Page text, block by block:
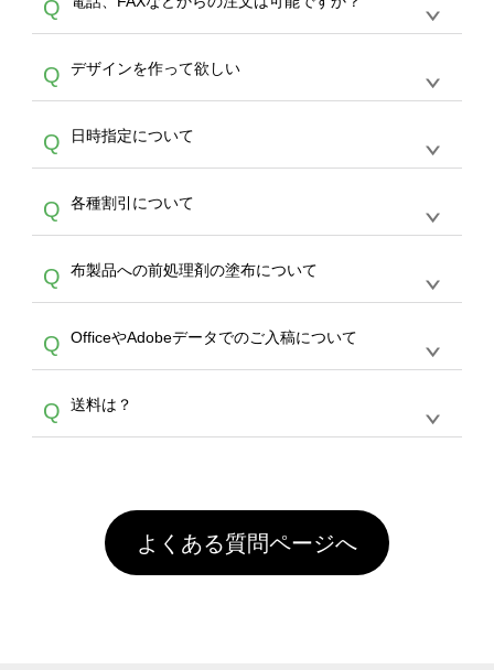
は、サポートが担当するエコバッグコンシェル
やタンブラーコンシェルをご利用ください。製
作する数量が多ければ多いほど、オンデマンド
サービスよりも低価格で製作することが可能で
す。
ドできるデータ形式は、JPG / PNG / AI / PSD /
PDF 形式になります。データの最大サイズ
写真などもアップロード可能です。使用できな
い画像はエラーになります。（※ Illustratorか
らの直接入稿には対応していません。AIで保存
し、デザインツールからアップロードして下さ
い）
Q
A
文のみ受け付けております。30個以上のご製
作をお考えの方は、サポートが担当するエコバ
スをご利用頂ければ、電話やFAX、メールなど
でご注文が可能です。
Q デザインを作って欲しい
A
を作って欲しい。などの場合は、製作数量が
30個以上であれば、サポート担当が、デザイ
バッグコンシェル
サー
ビスをご利用ください。(※ 30個以下の場合
は、デザインツールをご利用ください)
Q 日時指定について
A
ん。発送後18時以降に配送業者・伝票番号を
メールでお知らせいたしますので、直接配送業
者にご連絡いただき調整をお願い致します。
Q 各種割引について
A
カート内で自動的に割引(最大50%)が適用され
ます。 【付与ポイント】購入金額の1％が1ポ
イントとして付与され、次回ご注文時に1ポイ
ント＝1円としてお使いいただけます。ポイン
トは発送完了の翌日に付与され、次回ご注文時
からご利用頂けます。ポイントの有効期限は一
年間です。【会員ランク】過去10カ月のご注
文回数により会員ランク割引(最大5%)が適用
頂いても、ログインがされていなければ、ラン
クにカウントがされません。
Q 布製品への前処理剤の塗布について
A
意点（前処理剤）】カラー生地（Tシャツのホ
ワイト、トートバッグのナチュラル、ホワイト
といって、プリントを定着させるための処理剤
を塗布しており、短納期・低価格で商品をお届
害な性質で、水洗いで落とすことが可能です。
お手数ですが、お客様ご自身にて着用前に落と
していただけますようお願いいたします。※1
通常注文・直送機能でのご注文に関わらず、前
Q OfficeやAdobeデータでのご入稿について
A
ません。いずれのデータも該当デザインのみ画
像(JPEG,PNG,GIF,PDF)に変換、またはAdobe
Q 送料は？
引」などによるお値引きで4,000円未満になる
場合は送料がかかりますので、ご注意くださ
い。
よくある質問ページへ